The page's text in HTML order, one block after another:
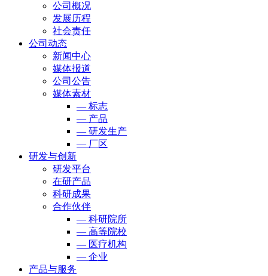
公司概况
发展历程
社会责任
公司动态
新闻中心
媒体报道
公司公告
媒体素材
— 标志
— 产品
— 研发生产
— 厂区
研发与创新
研发平台
在研产品
科研成果
合作伙伴
— 科研院所
— 高等院校
— 医疗机构
— 企业
产品与服务